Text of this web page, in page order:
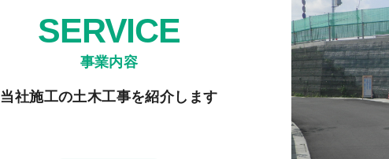
SERVICE
当社施工の土木工事を紹介します